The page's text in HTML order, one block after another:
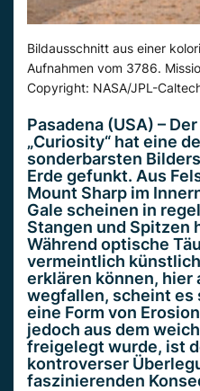
Bildausschnitt aus einer
Aufnahmen vom 3786.
Copyright: NASA/JPL-
Pasadena (USA) –
„Curiosity“ hat eine
sonderbarsten
Erde gefunkt. Aus
Mount Sharp im
Gale scheinen in
Stangen und Spitzen
Während optische
vermeintlich
erklären können, hier
wegfallen, scheint es
eine Form von
jedoch aus dem
freigelegt wurde, ist
kontroverser
faszinierenden